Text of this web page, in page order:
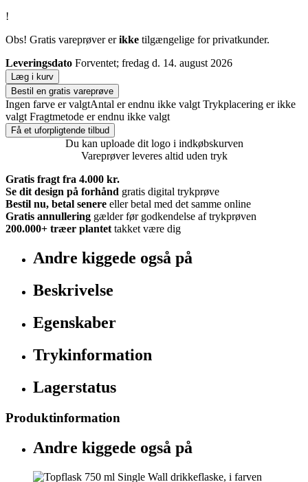
!
Obs! Gratis vareprøver erikke tilgængelige for privatkunder.
Leveringsdato Forventet; fredag d. 14. august 2026
Læg i kurv
Bestil en gratis vareprøve
Ingen farve er valgtAntal er endnu ikke valgt Trykplacering er ikke
valgt Fragtmetode er endnu ikke valgt
Få et uforpligtende tilbud
Du kan uploade dit logo i indkøbskurven
Vareprøver leveres altid uden tryk
Gratis fragt fra 4.000 kr.
Se dit design på forhånd gratis digital trykprøve
Bestil nu, betal senere eller betal med det samme online
Gratis annullering gælder før godkendelse af trykprøven
200.000+ træer plantet takket være dig
Andre kiggede også på
Beskrivelse
Egenskaber
Trykinformation
Lagerstatus
Produktinformation
Andre kiggede også på